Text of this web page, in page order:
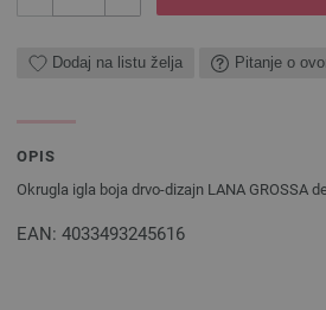
Dodaj na listu želja Pitanje o
OPIS
Okrugla igla boja drvo-dizajn LANA GROSSA
EAN: 4033493245616